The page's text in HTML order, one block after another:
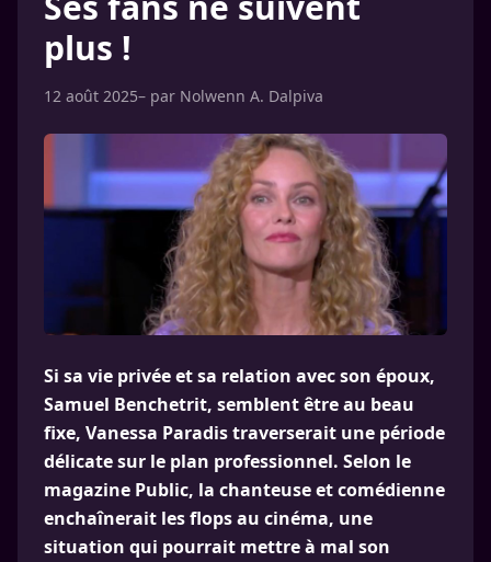
plus !
12 août 2025– par Nolwenn A. Dalpiva
Si sa vie privée et sa relation avec son époux,
Samuel Benchetrit, semblent être au beau
fixe, Vanessa Paradis traverserait une période
délicate sur le plan professionnel. Selon le
magazine Public, la chanteuse et comédienne
enchaînerait les flops au cinéma, une
situation qui pourrait mettre à mal son